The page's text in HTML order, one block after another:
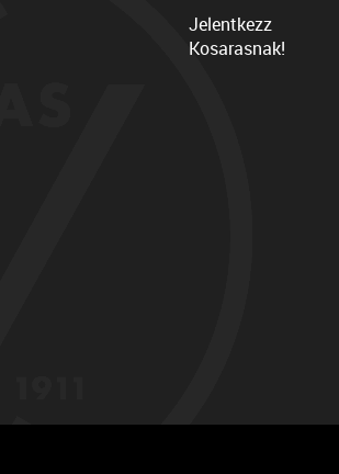
Jelentkezz
Kosarasnak!